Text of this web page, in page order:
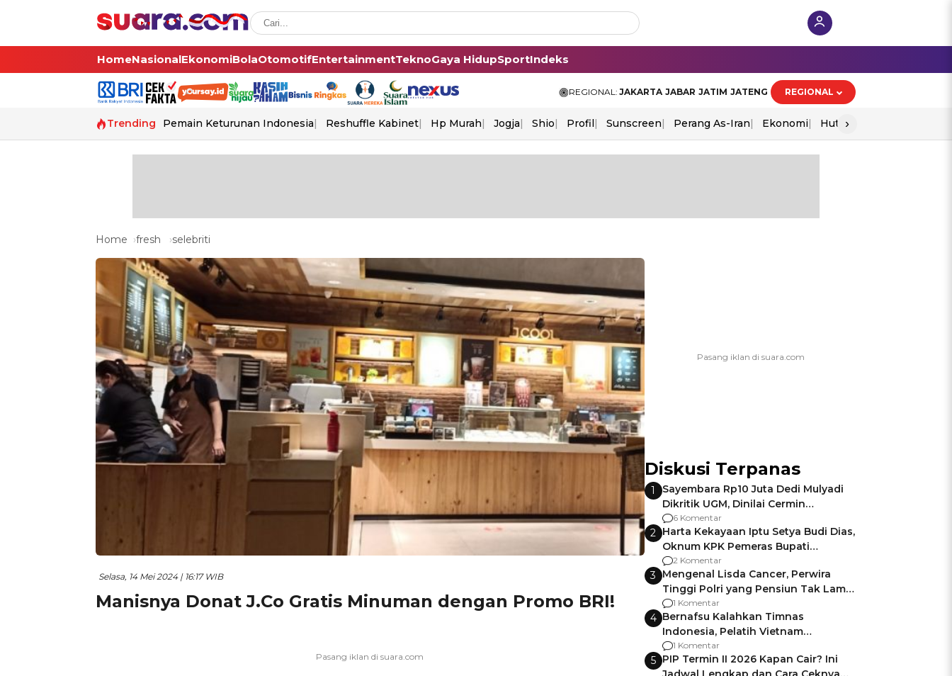
HomeNasionalEkonomiBolaOtomotifEntertainmentTeknoGaya HidupSportIndeks
REGIONAL: JAKARTA JABAR JATIM JATENG REGIONAL
Trending Pemain Keturunan Indonesia Reshuffle Kabinet Hp Murah Jogja Shio Profil Sunscreen Perang As-Iran Ekonomi Hut Ri
›
Home fresh selebriti
Selasa, 14 Mei 2024 | 16:17 WIB
Manisnya Donat J.Co Gratis Minuman dengan Promo BRI!
Diskusi Terpanas
1
Sayembara Rp10 Juta Dedi Mulyadi
Dikritik UGM, Dinilai Cermin
Gagalnya Negara Jamin Keamanan
6 Komentar
2 Harta Kekayaan Iptu Setya Budi Dias,
Oknum KPK Pemeras Bupati
Pemalang
2 Komentar
3 Mengenal Lisda Cancer, Perwira
Tinggi Polri yang Pensiun Tak Lama
Usai Jadi Brigjen
1 Komentar
4 Bernafsu Kalahkan Timnas
Indonesia, Pelatih Vietnam
Berencana Pakai Jimat di Pakansari
1 Komentar
5 PIP Termin II 2026 Kapan Cair? Ini